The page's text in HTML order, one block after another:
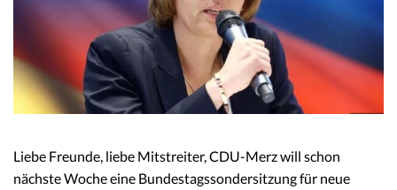
Liebe Freunde, liebe Mitstreiter, CDU-Merz will schon
nächste Woche eine Bundestagssondersitzung für neue